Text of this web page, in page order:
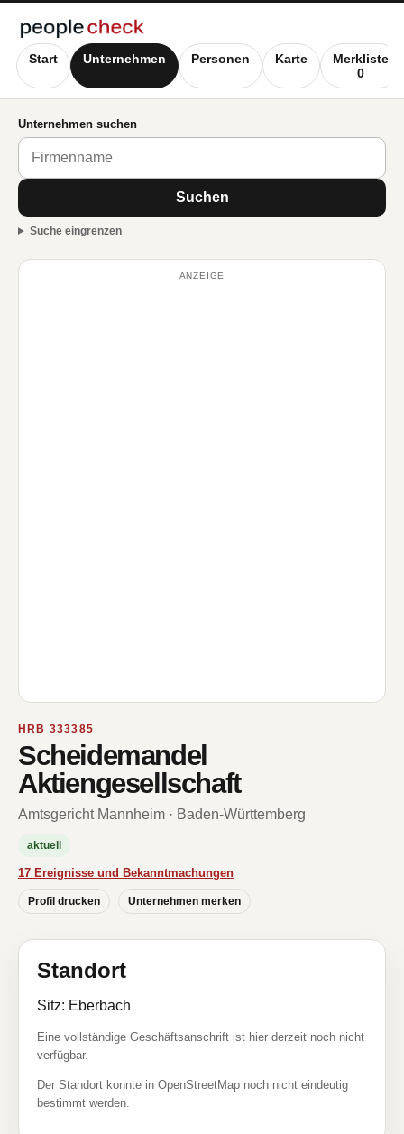
Start Unternehmen Personen Karte
Merkliste
0
Unternehmen suchen
Suchen
Suche eingrenzen
ANZEIGE
HRB 333385
Scheidemandel
Aktiengesellschaft
Amtsgericht Mannheim · Baden-Württemberg
aktuell
17 Ereignisse und Bekanntmachungen
Profil drucken Unternehmen merken
Standort
Sitz: Eberbach
Eine vollständige Geschäftsanschrift ist hier derzeit noch nicht
verfügbar.
Der Standort konnte in OpenStreetMap noch nicht eindeutig
bestimmt werden.